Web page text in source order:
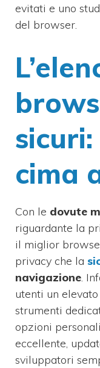
evitati e uno
del browser.
cima
Con le dovute
riguardante la
il miglior
privacy che la
navigazione.
utenti un
strumenti
opzioni
eccellente,
sviluppatori